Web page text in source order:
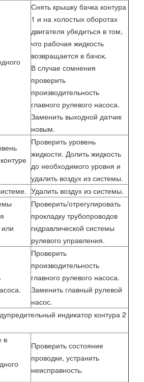
Снять крышку бачка контура
1 и на холостых оборотах
двигателя убедиться в том,
что рабочая жидкость
возвращается в бачок.
В случае сомнения
проверить
производительность
главного рулевого насоса.
Заменить выходной датчик
новым.
Проверить уровень
жидкости. Долить жидкость
до необходимого уровня и
удалить воздух из системы.
Удалить воздух из системы.
Проверить/отрегулировать
прокладку трубопроводов
гидравлической системы
рулевого управления.
Проверить
производительность
главного рулевого насоса.
Заменить главный рулевой
насос.
индикатор контура 2
в
Проверить состояние
проводки, устранить
неисправность.